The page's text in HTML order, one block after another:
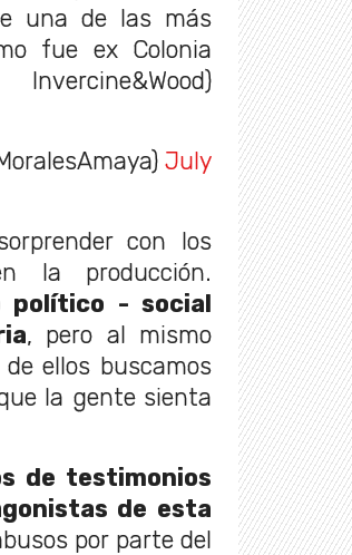
una de las más
fue ex Colonia
July
con los
la producción.
político - social
, pero al mismo
ellos buscamos
la gente sienta
de testimonios
de esta
por parte del